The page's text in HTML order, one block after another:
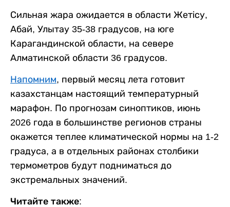
Сильная жара ожидается в области Жетісу,
Абай, Улытау 35-38 градусов, на юге
Карагандинской области, на севере
Алматинской области 36 градусов.
Напомним, первый месяц лета готовит
казахстанцам настоящий температурный
марафон. По прогнозам синоптиков, июнь
2026 года в большинстве регионов страны
окажется теплее климатической нормы на 1-2
градуса, а в отдельных районах столбики
термометров будут подниматься до
экстремальных значений.
Читайте также: